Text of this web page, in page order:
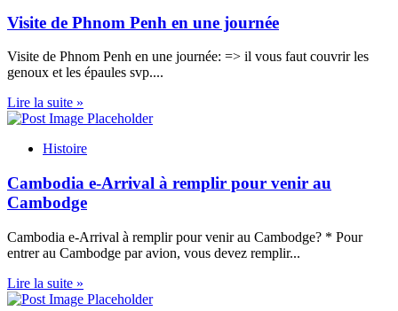
Visite de Phnom Penh en une journée
Visite de Phnom Penh en une journée: => il vous faut couvrir les
genoux et les épaules svp....
Lire la suite »
Histoire
Cambodia e-Arrival à remplir pour venir au
Cambodge
Cambodia e-Arrival à remplir pour venir au Cambodge? * Pour
entrer au Cambodge par avion, vous devez remplir...
Lire la suite »